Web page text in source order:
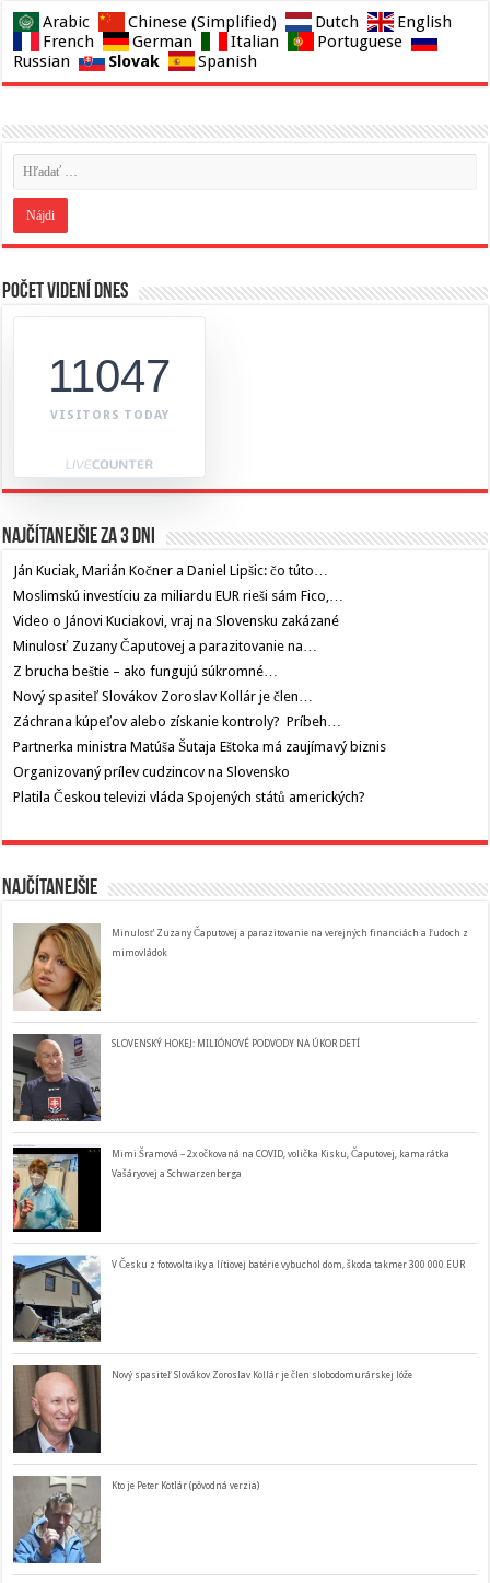
Arabic Chinese (Simplified) Dutch
English
French
German Italian
Portuguese
Russian
Slovak Spanish
Počet videní dnes
11047
VISITORS TODAY
Najčítanejšie za 3 dni
Ján Kuciak, Marián Kočner a Daniel Lipšic: čo túto…
Moslimskú investíciu za miliardu EUR rieši sám Fico,…
Video o Jánovi Kuciakovi, vraj na Slovensku zakázané
Minulosť Zuzany Čaputovej a parazitovanie na…
Z brucha beštie – ako fungujú súkromné…
Nový spasiteľ Slovákov Zoroslav Kollár je člen…
Záchrana kúpeľov alebo získanie kontroly? Príbeh…
Partnerka ministra Matúša Šutaja Eštoka má zaujímavý biznis
Organizovaný prílev cudzincov na Slovensko
Platila Českou televizi vláda Spojených států amerických?
Najčítanejšie
Minulosť Zuzany Čaputovej a parazitovanie na verejných financiách a ľudoch z
mimovládok
SLOVENSKÝ HOKEJ: MILIÓNOVÉ PODVODY NA ÚKOR DETÍ
Mimi Šramová – 2x očkovaná na COVID, volička Kisku, Čaputovej, kamarátka
Vašáryovej a Schwarzenberga
V Česku z fotovoltaiky a lítiovej batérie vybuchol dom, škoda takmer 300 000 EUR
Nový spasiteľ Slovákov Zoroslav Kollár je člen slobodomurárskej lóže
Kto je Peter Kotlár (pôvodná verzia)